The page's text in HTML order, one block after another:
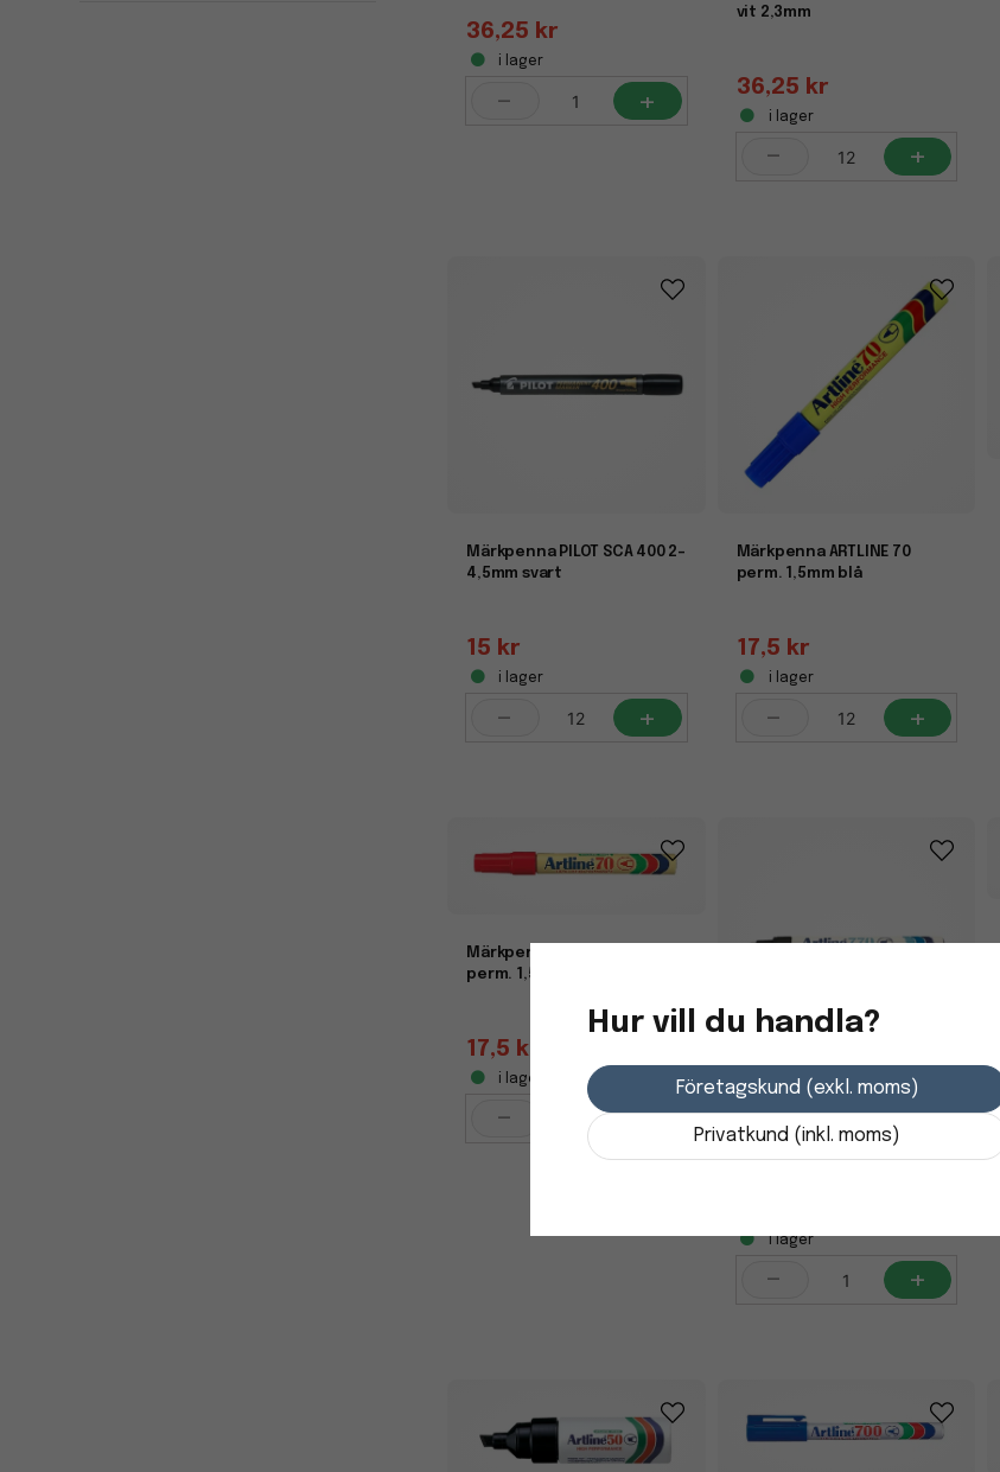
36,25 kr
i lager
- +
vit 2,3mm
36,25 kr
i lager
- +
Märkpenna PILOT SCA 400 2-
4,5mm svart
15 kr
i lager
- +
Märkpenna ARTLINE 70
perm. 1,5mm blå
17,5 kr
i lager
- +
Märkpenna ARTLINE 70
perm. 1,5mm röd
17,5 kr
i lager
- +
Fryspenna Artline 770 1mm
svart
i lager
- +
Hur vill du handla?
Företagskund (exkl. moms)
Privatkund (inkl. moms)